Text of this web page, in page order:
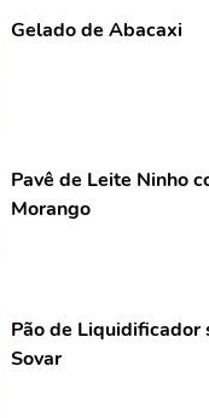
Gelado de Abacaxi
Pavê de Leite Ninho
Morango
Pão de Liquidificador
Sovar